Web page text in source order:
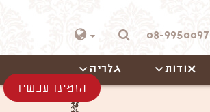
08-9950097
אודות גלריה
הזמינו עכשיו